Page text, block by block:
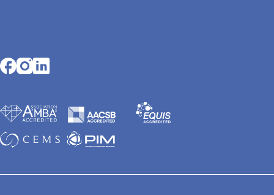
Opens in a new tab
Opens in a new tab
Opens in a new tab